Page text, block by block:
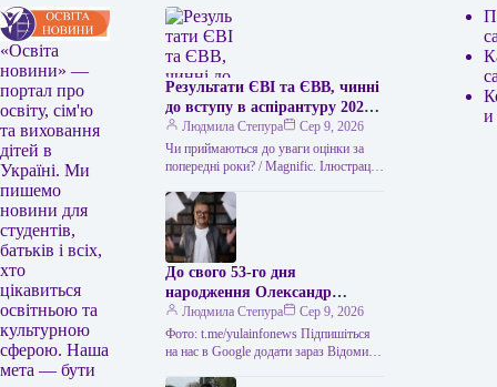
«Освіта
новини» —
портал про
освіту, сім'ю
та виховання
дітей в
Україні. Ми
пишемо
новини для
студентів,
батьків і всіх,
хто
цікавиться
освітньою та
культурною
сферою. Наша
мета — бути
Результати ЄВІ та ЄВВ, чинні
до вступу в аспірантуру 2026
рокуЛюдмила Степура
Сер 9, 2026
Чи приймаються до уваги оцінки за
попередні роки? / Magnific. Ілюстрація
до аспірантури – чи…
До свого 53-го дня
народження Олександр
Пономарьов повідомив, що
створив пригодницьку книгу.
Людмила Степура
Сер 9, 2026
Фото: t.me/yulainfonews Підпишіться
на нас в Google додати зараз Відомий
и